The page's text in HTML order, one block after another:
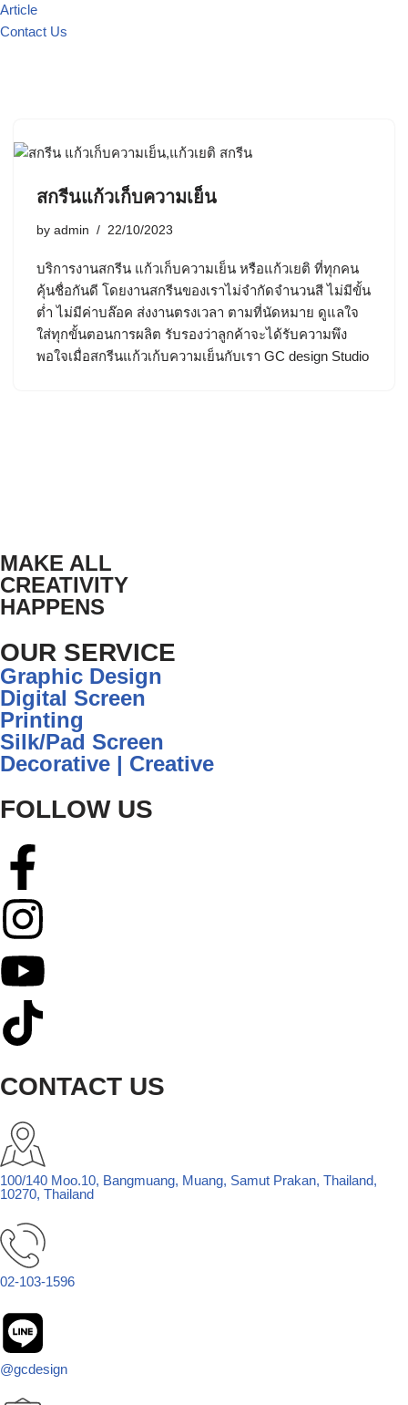
Article
Contact Us
สกรีนแก้วเก็บความเย็น
by admin 22/10/2023
บริการงานสกรีน แก้วเก็บความเย็น หรือแก้วเยติ ที่ทุกคน
คุ้นชื่อกันดี โดยงานสกรีนของเราไม่จำกัดจำนวนสี ไม่มีขั้น
ต่ำ ไม่มีค่าบล๊อค ส่งงานตรงเวลา ตามที่นัดหมาย ดูแลใจ
ใส่ทุกขั้นตอนการผลิต รับรองว่าลูกค้าจะได้รับความพึง
พอใจเมื่อสกรีนแก้วเก้บความเย็นกับเรา GC design Studio
MAKE ALL
CREATIVITY
HAPPENS
OUR SERVICE
Graphic Design
Digital Screen
Printing
Silk/Pad Screen
Decorative | Creative
FOLLOW US
CONTACT US
100/140 Moo.10, Bangmuang, Muang, Samut Prakan, Thailand,
10270, Thailand
02-103-1596
@gcdesign